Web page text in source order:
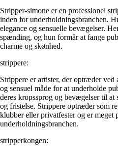
Stripper-simone er en professionel
inden for underholdningsbranchen.
elegance og sensuelle bevægelser.
spænding, og hun formår at fange
charme og skønhed.
strippere:
Strippere er artister, der optræder ved
og sensuel måde for at underholde
deres kropssprog og bevægelser til
og fristelse. Strippere optræder som
klubber eller privatfester og er
underholdningsbranchen.
stripperkongen: